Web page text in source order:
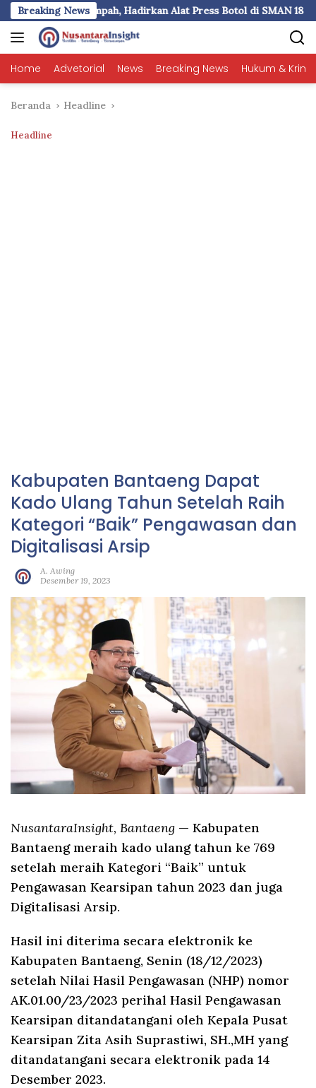
Langsung
ke
konten
Breaking News
Alat Press Botol di SMAN 18 Makassar Pemkot
Home Advetorial News Breaking News Hukum &
Beranda Headline
Headline
Kabupaten Bantaeng Dapat
Kado Ulang Tahun Setelah Raih
Kategori “Baik” Pengawasan dan
Digitalisasi Arsip
A. Awing
Desember 19, 2023
NusantaraInsight, Bantaeng — Kabupaten
Bantaeng meraih kado ulang tahun ke 769
setelah meraih Kategori “Baik” untuk
Pengawasan Kearsipan tahun 2023 dan juga
Digitalisasi Arsip.
Hasil ini diterima secara elektronik ke
Kabupaten Bantaeng, Senin (18/12/2023)
setelah Nilai Hasil Pengawasan (NHP) nomor
AK.01.00/23/2023 perihal Hasil Pengawasan
Kearsipan ditandatangani oleh Kepala Pusat
Kearsipan Zita Asih Suprastiwi, SH.,MH yang
ditandatangani secara elektronik pada 14
Desember 2023.